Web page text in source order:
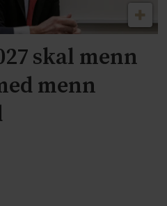
skal menn
menn